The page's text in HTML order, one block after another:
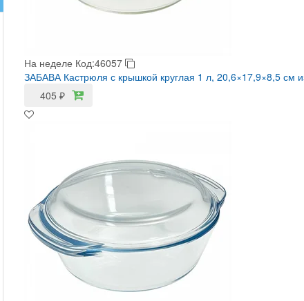
На неделе Код:46057
ЗАБАВА Кастрюля с крышкой круглая 1 л, 20,6×17,9×8,5 см
405 ₽